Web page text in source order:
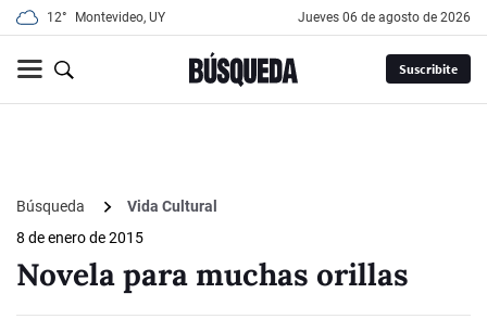
12° Montevideo, UY jueves 06 de agosto de 2026
Suscribite
Búsqueda
Vida Cultural
8 de enero de 2015
Novela para muchas orillas